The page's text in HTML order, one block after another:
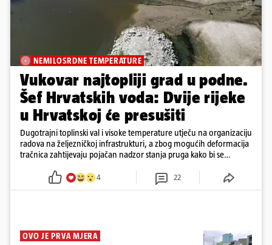
NEMILOSRDNE TEMPERATURE
Vukovar najtopliji grad u podne.
Šef Hrvatskih voda: Dvije rijeke
u Hrvatskoj će presušiti
Dugotrajni toplinski val i visoke temperature utječu na organizaciju
radova na željezničkoj infrastrukturi, a zbog mogućih deformacija
tračnica zahtijevaju pojačan nadzor stanja pruga kako bi se
4 22
OVO JE PRVA MJERA